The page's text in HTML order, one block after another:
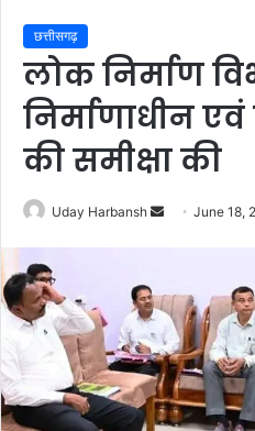
छत्तीसगढ़
लोक निर्माण
निर्माणाधीन एवं
की समीक्षा की
Uday Harbansh
Send June 18,